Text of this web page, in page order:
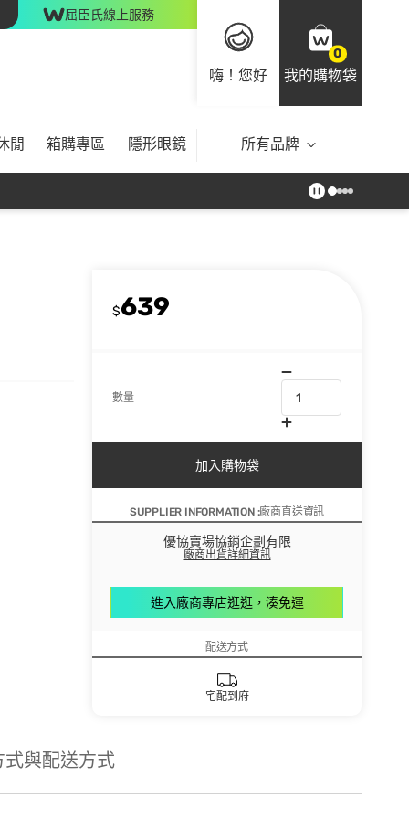
屈臣氏線上服務
嗨！您好
0
我的購物袋
閒 箱購專區 隱形眼鏡 所有品牌
$639
數量
加入購物袋
SUPPLIER INFORMATION :廠商直送資訊
優協賣場協銷企劃有限
廠商出貨詳細資訊
進入廠商專店逛逛，湊免運
配送方式
宅配到府
式與配送方式